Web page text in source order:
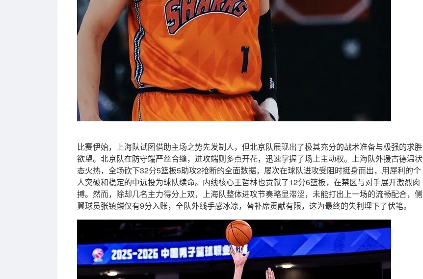
比赛伊始，上海队试图借助主场之势先发制人，但北京队展现出了极其充分的战术准备与极强的求胜
欲望。北京队在防守端严丝合缝，进攻端则多点开花，迅速掌握了场上主动权。上海队外援古德温状
态火热，全场砍下32分5篮板5助攻2抢断的全面数据，屡次在球队进攻受阻时挺身而出，用犀利的个
人突破和稳定的中远投为球队续命。内线核心王哲林也贡献了12分6篮板，在禁区与对手展开激烈肉
搏。然而，除却几名主力得分上双，上海队整体进攻节奏略显滞涩，未能打出上一场的流畅配合，侧
翼球员张镇麟仅有9分入账，全队外线手感冰凉，替补席贡献有限，这为最终的失利埋下了伏笔。